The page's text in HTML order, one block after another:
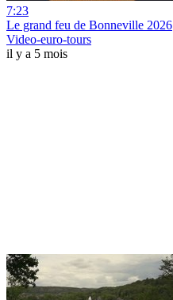
7:23
Le grand feu de Bonneville 2026
Video-euro-tours
il y a 5 mois